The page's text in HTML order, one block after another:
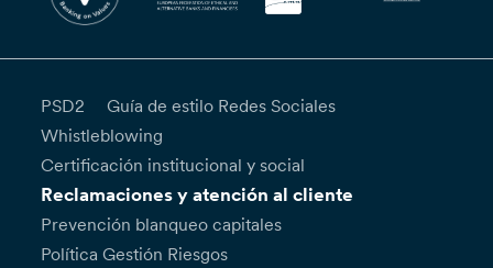
PSD2
Guía de estilo Redes Sociales
Whistleblowing
Certificación institucional y social
Reclamaciones y atención al cliente
Prevención blanqueo capitales
Política Gestión Riesgos